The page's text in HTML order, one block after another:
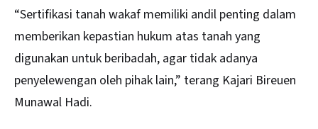
“Sertifikasi tanah wakaf memiliki andil penting dalam
memberikan kepastian hukum atas tanah yang
digunakan untuk beribadah, agar tidak adanya
penyelewengan oleh pihak lain,” terang Kajari Bireuen
Munawal Hadi.